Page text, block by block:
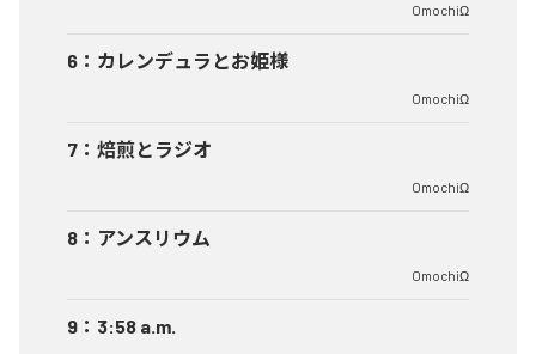
OmochiΩ
6 ： カレンデュラとお姫様
OmochiΩ
7 ： 焙煎とラジオ
OmochiΩ
8 ： アンスリウム
OmochiΩ
9 ： 3:58 a.m.